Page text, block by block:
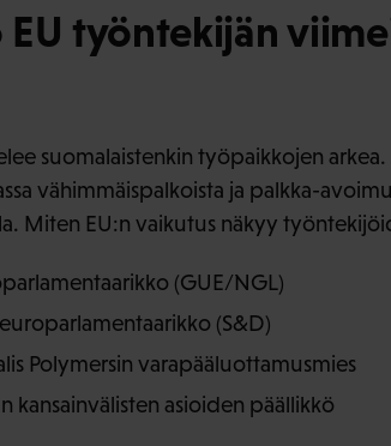
EU työntekijän
suomalaistenkin työpaikkojen
vähimmäispalkoista ja palkka-
Miten EU:n vaikutus näkyy
(GUE/NGL)
(S&D)
Polymersin varapääluottamusmies
kansainvälisten asioiden päällikkö